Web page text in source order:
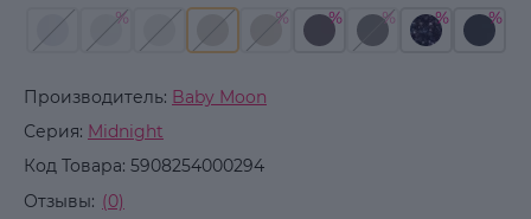
Производитель: Baby Moon
Серия: Midnight
Код Товара: 5908254000294
Отзывы: (0)